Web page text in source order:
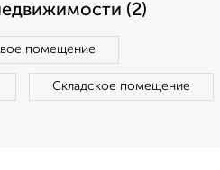
(2)
помещение
Складское помещение